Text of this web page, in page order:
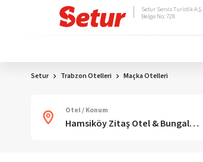
Setur Servis Turistik A.Ş.
Belge No: 728
Setur Trabzon Otelleri Maçka Otelleri
Otel / Konum